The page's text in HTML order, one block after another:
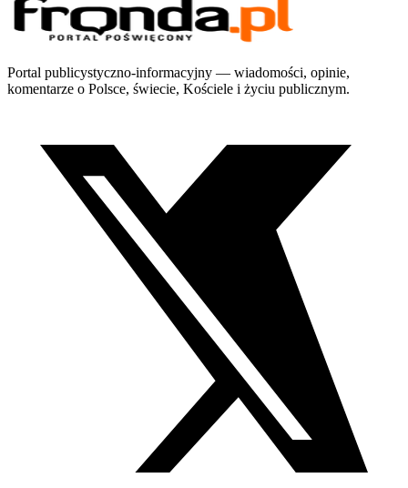
Portal publicystyczno-informacyjny — wiadomości, opinie,
komentarze o Polsce, świecie, Kościele i życiu publicznym.